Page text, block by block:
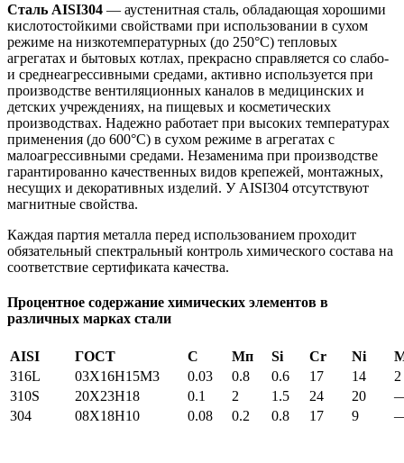
Сталь AISI304 — аустенитная сталь, обладающая хорошими
кислотостойкими свойствами при использовании в сухом
режиме на низкотемпературных (до 250°С) тепловых
агрегатах и бытовых котлах, прекрасно справляется со слабо-
и среднеагрессивными средами, активно используется при
производстве вентиляционных каналов в медицинских и
детских учреждениях, на пищевых и косметических
производствах. Надежно работает при высоких температурах
применения (до 600°С) в сухом режиме в агрегатах с
малоагрессивными средами. Незаменима при производстве
гарантированно качественных видов крепежей, монтажных,
несущих и декоративных изделий. У AISI304 отсутствуют
магнитные свойства.
Каждая партия металла перед использованием проходит
обязательный спектральный контроль химического состава на
соответствие сертификата качества.
Процентное содержание химических элементов в
различных марках стали
AISI ГОСТ С Мп Si Cr Ni
316L
03X16H15M3 0.03 0.8 0.6 17 14
2
310S
20Х23Н18 0.1 2 1.5 24 20
304
08Х18Н10 0.08 0.2 0.8 17 9